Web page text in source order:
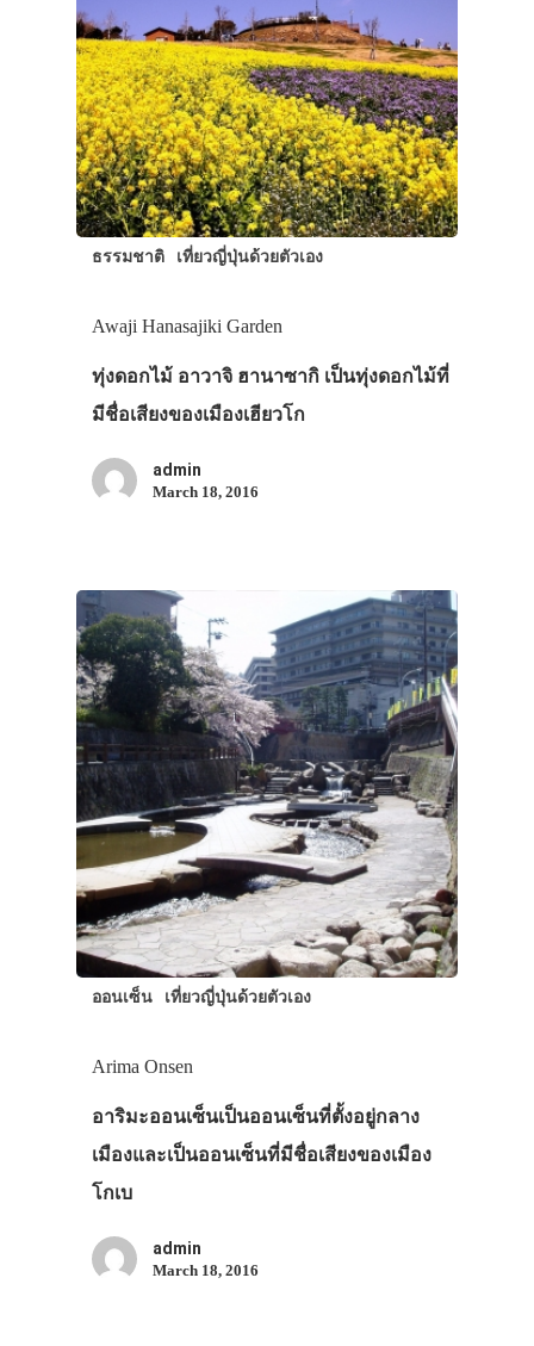
ธรรมชาติ เที่ยวญี่ปุ่นด้วยตัวเอง
Awaji Hanasajiki Garden
ทุ่งดอกไม้ อาวาจิ ฮานาซากิ เป็นทุ่งดอกไม้ที่
มีชื่อเสียงของเมืองเฮียวโก
admin
March 18, 2016
ออนเซ็น เที่ยวญี่ปุ่นด้วยตัวเอง
Arima Onsen
อาริมะออนเซ็นเป็นออนเซ็นที่ตั้งอยู่กลาง
เมืองและเป็นออนเซ็นที่มีชื่อเสียงของเมือง
โกเบ
admin
March 18, 2016